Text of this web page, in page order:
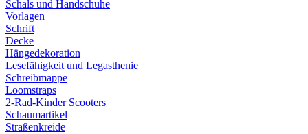
Schals und Handschuhe
Vorlagen
Schrift
Decke
Hängedekoration
Lesefähigkeit und Legasthenie
Schreibmappe
Loomstraps
2-Rad-Kinder Scooters
Schaumartikel
Straßenkreide